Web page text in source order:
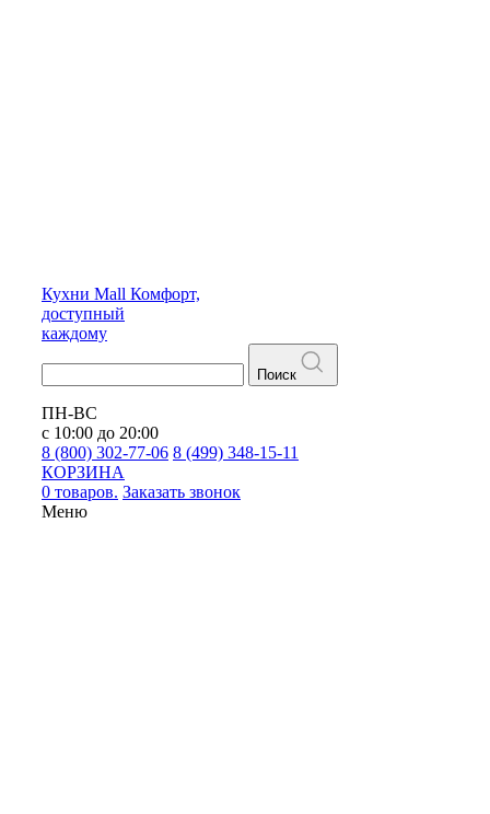
Кухни Mall Комфорт,
доступный
каждому
Поиск
ПН-ВС
с 10:00 до 20:00
8 (800) 302-77-06 8 (499) 348-15-11
КОРЗИНА
0 товаров. Заказать звонок
Меню